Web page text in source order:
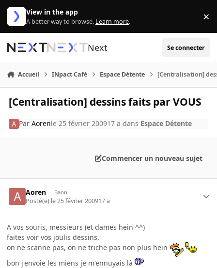
Aller au contenu
View in the app
A better way to browse. Learn more. ×
Next Se connecter
Accueil INpact Café Espace Détente [Centralisation]
[Centralisation] dessins faits par VOUS
ParAorenle 25 février 200917 a dans Espace Détente
Commencer un nouveau sujet
Aoren Banni
Posté(e) le 25 février 200917 a
A vos souris, messieurs (et dames hein ^^)
faites voir vos joulis dessins.
on ne scanne pas, on ne triche pas non plus hein
bon j'envoie les miens je m'ennuyais là